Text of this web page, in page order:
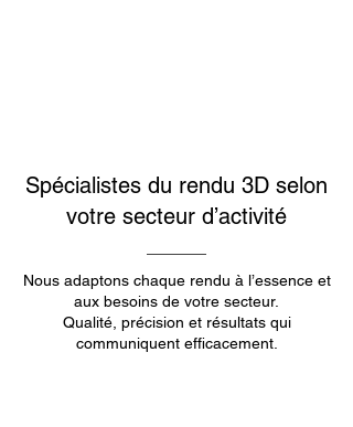
Spécialistes du rendu 3D selon
votre secteur d’activité
Nous adaptons chaque rendu à l’essence et
aux besoins de votre secteur.
Qualité, précision et résultats qui
communiquent efficacement.